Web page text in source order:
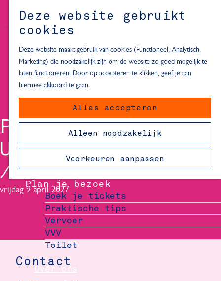
Deze website gebruikt
cookies
Deze website maakt gebruik van cookies (Functioneel, Analytisch,
Marketing) die noodzakelijk zijn om de website zo goed mogelijk te
laten functioneren. Door op accepteren te klikken, geef je aan
hiermee akkoord te gaan.
Alles accepteren
Alleen noodzakelijk
Voorkeuren aanpassen
M
e
n
u
Inspiratie voor een dagje Delft
Dagje naar het strand
Fietsen in de omgeving van Delft
Must-see attracties in de buurt
van Delft
Blijven slapen
24 uur in Delft
48 uur in Delft
72 uur in Delft
Overnachtingslocaties in Delft
Plan je bezoek
Boek je tickets
Praktische tips
Vervoer
VVV
Toilet
Over ons
PIETER JOUKE -
UIT STILSTAND
vrijdag 9 april 2027
Contact